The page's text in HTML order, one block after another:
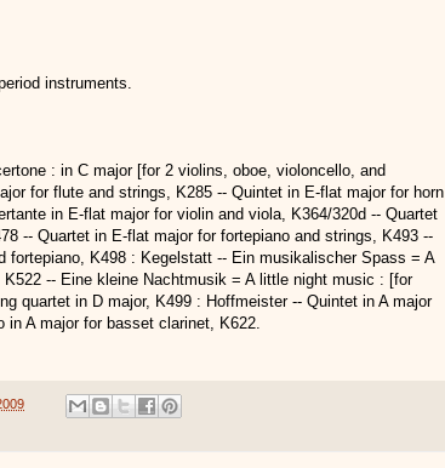
instruments.
: in C major [for 2 violins, oboe, violoncello, and
for flute and strings, K285 -- Quintet in E-flat major for horn
in E-flat major for violin and viola, K364/320d -- Quartet
-- Quartet in E-flat major for fortepiano and strings, K493 --
fortepiano, K498 : Kegelstatt -- Ein musikalischer Spass = A
-- Eine kleine Nachtmusik = A little night music : [for
quartet in D major, K499 : Hoffmeister -- Quintet in A major
in A major for basset clarinet, K622.